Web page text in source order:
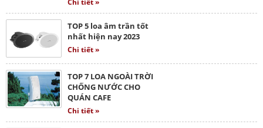
TOP 5 loa âm trần tốt
nhất hiện nay 2023
Chi tiết »
TOP 7 LOA NGOÀI TRỜI
CHỐNG NƯỚC CHO
QUÁN CAFE
Chi tiết »